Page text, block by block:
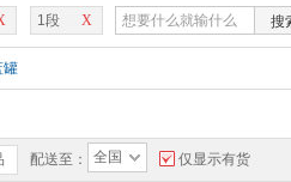
X
1段 搜
罐
配送至： 全国 仅显示有货